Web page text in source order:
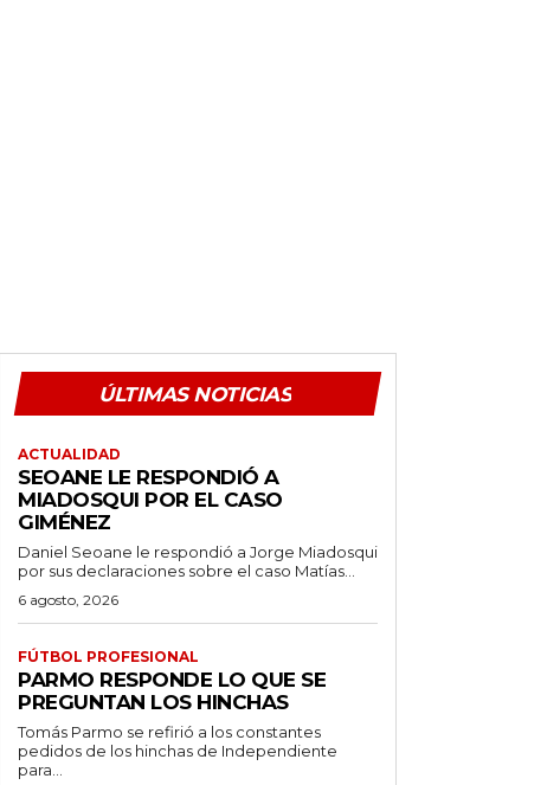
ÚLTIMAS NOTICIAS
ACTUALIDAD
SEOANE LE RESPONDIÓ A
MIADOSQUI POR EL CASO
GIMÉNEZ
Daniel Seoane le respondió a Jorge Miadosqui
por sus declaraciones sobre el caso Matías...
6 agosto, 2026
FÚTBOL PROFESIONAL
PARMO RESPONDE LO QUE SE
PREGUNTAN LOS HINCHAS
Tomás Parmo se refirió a los constantes
pedidos de los hinchas de Independiente
para...